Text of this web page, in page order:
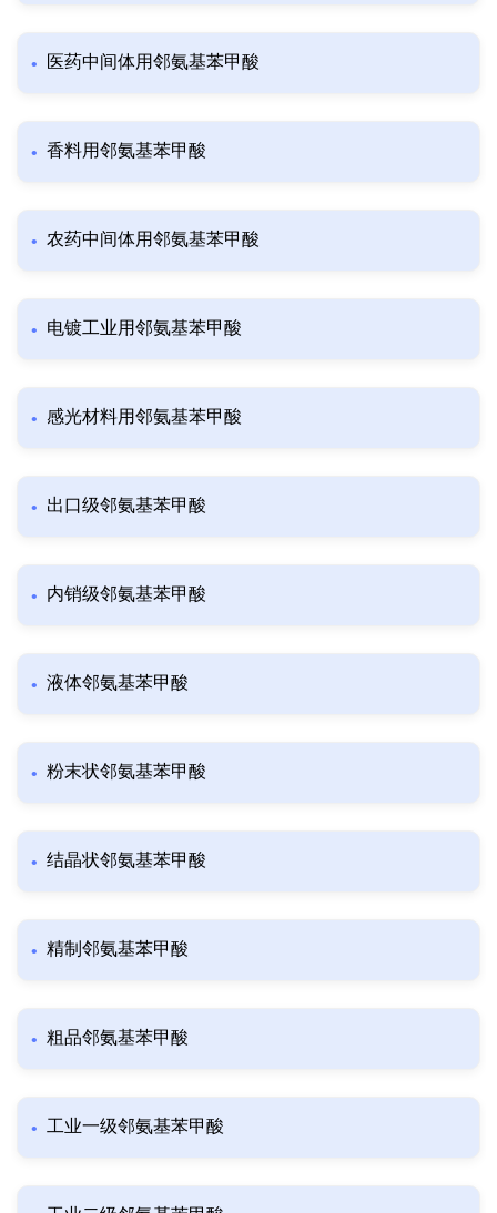
医药中间体用邻氨基苯甲酸
香料用邻氨基苯甲酸
农药中间体用邻氨基苯甲酸
电镀工业用邻氨基苯甲酸
感光材料用邻氨基苯甲酸
出口级邻氨基苯甲酸
内销级邻氨基苯甲酸
液体邻氨基苯甲酸
粉末状邻氨基苯甲酸
结晶状邻氨基苯甲酸
精制邻氨基苯甲酸
粗品邻氨基苯甲酸
工业一级邻氨基苯甲酸